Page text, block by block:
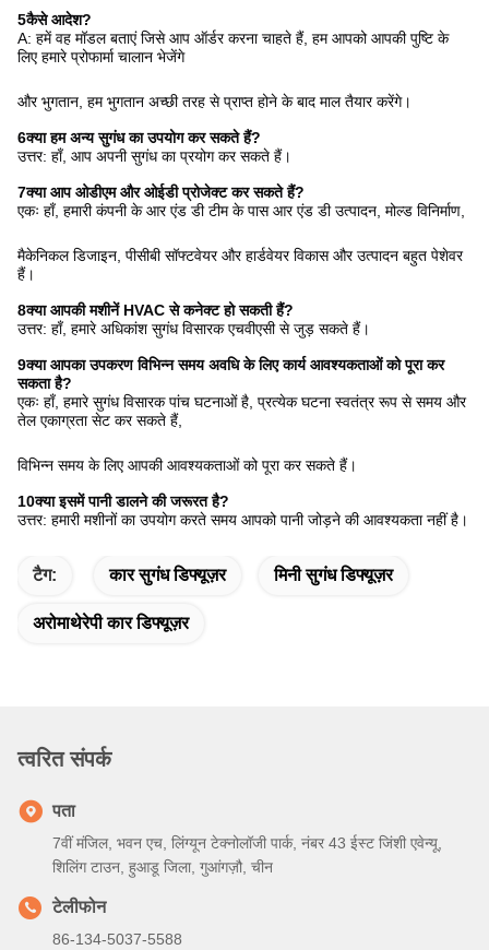
एकः हाँ, आप किसी भी पैटर्न आप की तरह अनुकूलित कर सकते हैं
5कैसे आदेश?
लिए हमारे प्रोफार्मा चालान भेजेंगे
और भुगतान, हम भुगतान अच्छी तरह से प्राप्त होने के बाद माल तैयार करेंगे।
उत्तर: हाँ, आप अपनी सुगंध का प्रयोग कर सकते हैं।
एकः हाँ, हमारी कंपनी के आर एंड डी टीम के पास आर एंड डी उत्पादन, मोल्ड विनिर्माण,
हैं।
उत्तर: हाँ, हमारे अधिकांश सुगंध विसारक एचवीएसी से जुड़ सकते हैं।
9क्या आपका उपकरण विभिन्न समय अवधि के लिए कार्य आवश्यकताओं को पूरा कर
सकता है?
तेल एकाग्रता सेट कर सकते हैं,
विभिन्न समय के लिए आपकी आवश्यकताओं को पूरा कर सकते हैं।
टैग: कार सुगंध डिफ्यूज़र
त्वरित संपर्क
पता
7वीं मंजिल, भवन एच, लिंग्यून टेक्नोलॉजी पार्क, नंबर 43 ईस्ट जिंशी एवेन्यू,
शिलिंग टाउन, हुआडू जिला, गुआंगज़ौ, चीन
टेलीफोन